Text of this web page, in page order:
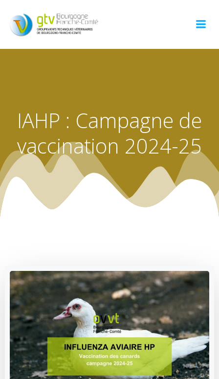
IAHP : Campagne de
vaccination 2024-25